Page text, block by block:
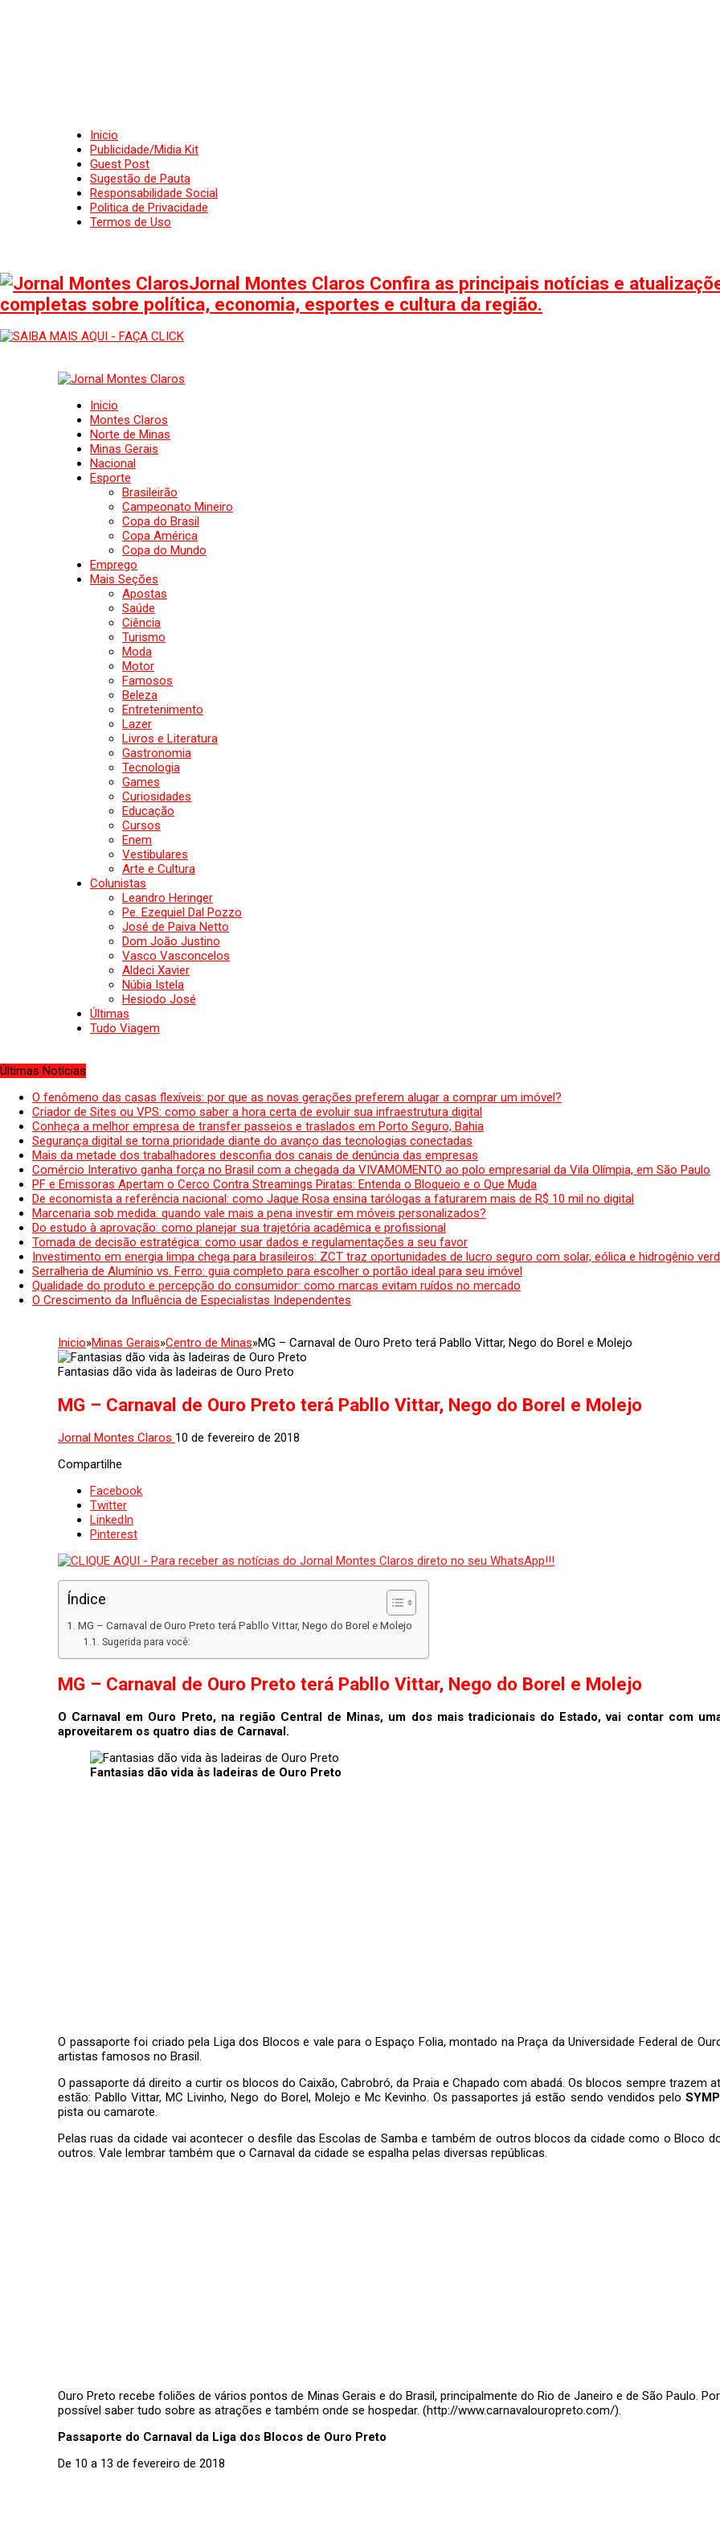
Inicio
Publicidade/Midia Kit
Guest Post
Sugestão de Pauta
Responsabilidade Social
Politica de Privacidade
Termos de Uso
Jornal Montes Claros Confira as principais notícias e
completas sobre política, economia, esportes e cultura da região.
Inicio
Montes Claros
Norte de Minas
Minas Gerais
Nacional
Esporte
Brasileirão
Campeonato Mineiro
Copa do Brasil
Copa América
Copa do Mundo
Emprego
Mais Seções
Apostas
Saúde
Ciência
Turismo
Moda
Motor
Famosos
Beleza
Entretenimento
Lazer
Livros e Literatura
Gastronomia
Tecnologia
Games
Curiosidades
Educação
Cursos
Enem
Vestibulares
Arte e Cultura
Colunistas
Leandro Heringer
Pe. Ezequiel Dal Pozzo
José de Paiva Netto
Dom João Justino
Vasco Vasconcelos
Aldeci Xavier
Núbia Istela
Hesiodo José
Últimas
Tudo Viagem
Últimas Notícias
O fenômeno das casas flexíveis: por que as novas gerações preferem alugar a comprar um imóvel?
Criador de Sites ou VPS: como saber a hora certa de evoluir sua infraestrutura digital
Conheça a melhor empresa de transfer passeios e traslados em Porto Seguro, Bahia
Segurança digital se torna prioridade diante do avanço das tecnologias conectadas
Mais da metade dos trabalhadores desconfia dos canais de denúncia das empresas
Comércio Interativo ganha força no Brasil com a chegada da VIVAMOMENTO ao polo empresarial da Vila Olímpia, em São Paulo
PF e Emissoras Apertam o Cerco Contra Streamings Piratas: Entenda o Bloqueio e o Que Muda
De economista a referência nacional: como Jaque Rosa ensina tarólogas a faturarem mais de R$ 10 mil no digital
Marcenaria sob medida: quando vale mais a pena investir em móveis personalizados?
Do estudo à aprovação: como planejar sua trajetória acadêmica e profissional
Tomada de decisão estratégica: como usar dados e regulamentações a seu favor
Investimento em energia limpa chega para brasileiros: ZCT traz oportunidades de lucro seguro com solar, eólica e hidrogênio
Serralheria de Alumínio vs. Ferro: guia completo para escolher o portão ideal para seu imóvel
Qualidade do produto e percepção do consumidor: como marcas evitam ruídos no mercado
O Crescimento da Influência de Especialistas Independentes
Inicio»Minas Gerais»Centro de Minas»MG – Carnaval de Ouro Preto terá Pabllo Vittar, Nego do Borel e Molejo
Fantasias dão vida às ladeiras de Ouro Preto
MG – Carnaval de Ouro Preto terá Pabllo Vittar, Nego do Borel e Molejo
Jornal Montes Claros 10 de fevereiro de 2018
Compartilhe
Facebook
Twitter
LinkedIn
Pinterest
Índice
MG – Carnaval de Ouro Preto terá Pabllo Vittar, Nego do Borel e Molejo
Sugerida para você:
MG – Carnaval de Ouro Preto terá Pabllo Vittar, Nego do Borel e Molejo
O Carnaval em Ouro Preto, na região Central de Minas, um dos mais tradicionais do Estado, vai contar com
aproveitarem os quatro dias de Carnaval.
Fantasias dão vida às ladeiras de Ouro Preto
O passaporte foi criado pela Liga dos Blocos e vale para o Espaço Folia, montado na Praça da Universidade Federal de
artistas famosos no Brasil.
O passaporte dá direito a curtir os blocos do Caixão, Cabrobró, da Praia e Chapado com abadá. Os blocos sempre trazem
estão: Pabllo Vittar, MC Livinho, Nego do Borel, Molejo e Mc Kevinho. Os passaportes já estão sendo vendidos pelo
pista ou camarote.
Pelas ruas da cidade vai acontecer o desfile das Escolas de Samba e também de outros blocos da cidade como o Bloco
outros. Vale lembrar também que o Carnaval da cidade se espalha pelas diversas repúblicas.
Ouro Preto recebe foliões de vários pontos de Minas Gerais e do Brasil, principalmente do Rio de Janeiro e de São Paulo.
possível saber tudo sobre as atrações e também onde se hospedar. (http://www.carnavalouropreto.com/).
Passaporte do Carnaval da Liga dos Blocos de Ouro Preto
De 10 a 13 de fevereiro de 2018